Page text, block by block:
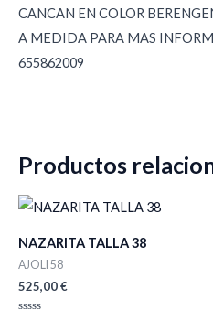
CANCAN EN COLOR
A MEDIDA PARA MAS
655862009
Productos
NAZARITA TALLA 38
AJOLI 58
525,00€